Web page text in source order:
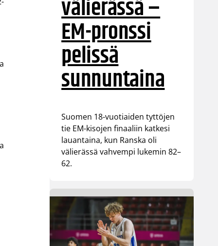
välierässä –
EM-pronssi
pelissä
sunnuntaina
Suomen 18-vuotiaiden tyttöjen
tie EM-kisojen finaaliin katkesi
lauantaina, kun Ranska oli
välierässä vahvempi lukemin 82–
62.